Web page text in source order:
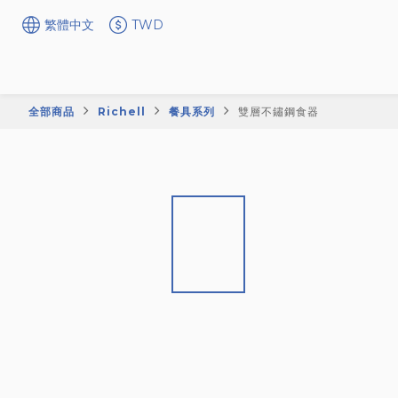
繁體中文 TWD
全部商品 Richell 餐具系列 雙層不鏽鋼食器